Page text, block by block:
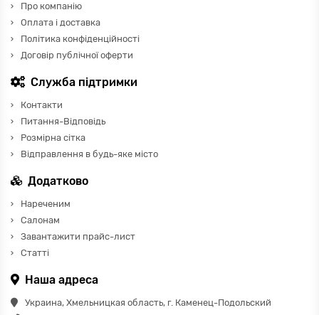
Про компанію
Оплата і доставка
Політика конфіденційності
Договір публічної оферти
Служба підтримки
Контакти
Питання-Відповідь
Розмірна сітка
Відправлення в будь-яке місто
Додатково
Нареченим
Салонам
Завантажити прайс-лист
Статті
Наша адреса
Украина, Хмельницкая область, г. Каменец-Подольский